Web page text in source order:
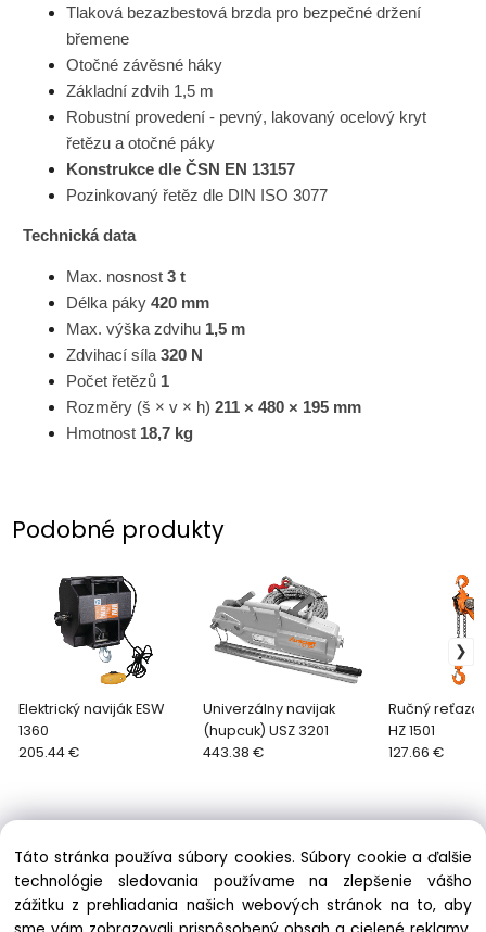
Tlaková bezazbestová brzda pro bezpečné držení
břemene
Otočné závěsné háky
Základní zdvih 1,5 m
Robustní provedení - pevný, lakovaný ocelový kryt
řetězu a otočné páky
Konstrukce dle ČSN EN 13157
Pozinkovaný řetěz dle DIN ISO 3077
Technická data
Max. nosnost3 t
Délka páky420 mm
Max. výška zdvihu 1,5 m
Zdvihací síla320 N
Počet řetězů 1
Rozměry (š × v × h)211 × 480 × 195 mm
Hmotnost 18,7 kg
Podobné produkty
Elektrický naviják ESW
1360
205.44 €
Univerzálny navijak
(hupcuk) USZ 3201
443.38 €
Ručný
HZ 1501
127.66 €
Informácie
Táto stránka používa súbory cookies. Súbory cookie a ďalšie
technológie sledovania používame na zlepšenie vášho
zážitku z prehliadania našich webových stránok na to, aby